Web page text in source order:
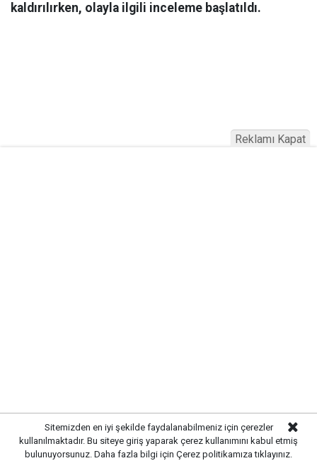
kaldırılırken, olayla ilgili inceleme başlatıldı.
Kırıkkale'deyaşanan trafik kazası, bölgede kısa süreli
paniğe neden oldu. Edinilen bilgilere göre seyir
Sitemizden en iyi şekilde faydalanabilmeniz için çerezler
kullanılmaktadır. Bu siteye giriş yaparak çerez kullanımını kabul etmiş
bulunuyorsunuz. Daha fazla bilgi için Çerez politikamıza tıklayınız.
Reklamı Kapat